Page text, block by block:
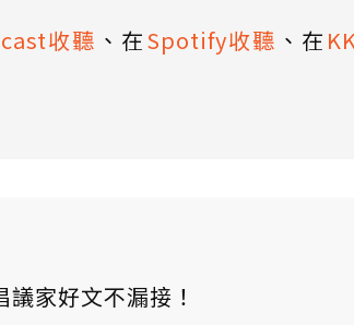
收聽 、在Spotify收聽 、在
家好文不漏接！